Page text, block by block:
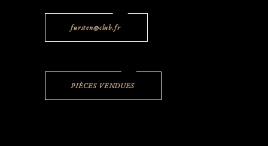
fursten@club.fr
PIÈCES VENDUES